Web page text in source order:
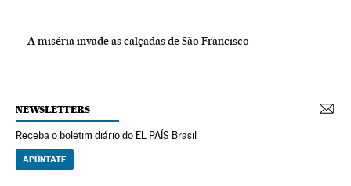
A miséria invade as calçadas de São Francisco
NEWSLETTERS
Receba o boletim diário do EL PAÍS Brasil
APÚNTATE